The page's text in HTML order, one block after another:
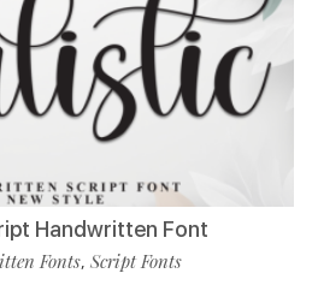
Handwritten Font
Fonts, Script Fonts